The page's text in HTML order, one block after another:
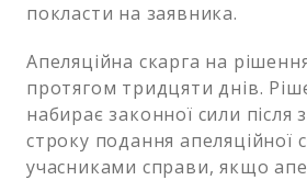
покласти на заявника.
Апеляційна скарга на
протягом тридцяти днів.
набирає законної сили після
строку подання апеляційної
учасниками справи, якщо